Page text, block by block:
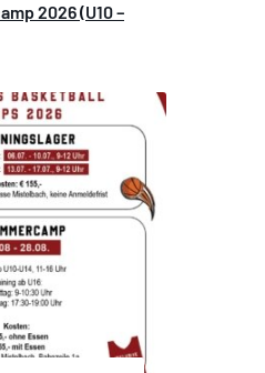
2026 (U10 –